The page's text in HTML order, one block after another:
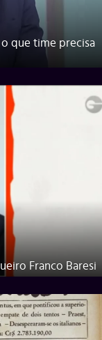
que time precisa
Franco Baresi